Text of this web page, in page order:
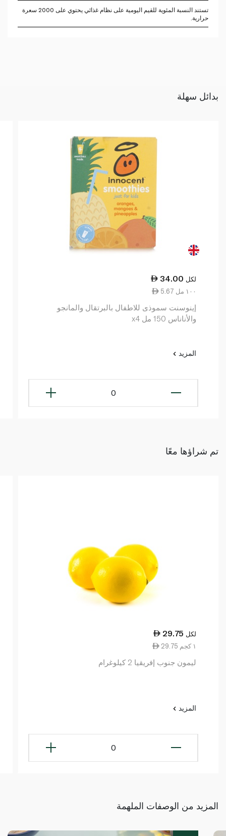
تستند النسبة المئوية للقيم اليومية على نظام غذائي يحتوي على 2000 سعرة
حرارية.
بدائل سهلة
34.00 لكل
5.67 ١٠٠ مل
إينوسنت سموذى للاطفال بالبرتقال والمانجو
والأناناس 150 مل x4
المزيد
0
تم شراؤها معًا
29.75 لكل
29.75 ١ كجم
ليمون جنوب إفريقيا 2 كيلوغرام
المزيد
0
المزيد من الوصفات الملهمة